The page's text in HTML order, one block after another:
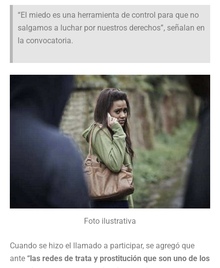
“El miedo es una herramienta de control para que no
salgamos a luchar por nuestros derechos”, señalan en
la convocatoria.
Foto ilustrativa
Cuando se hizo el llamado a participar, se agregó que
ante “las redes de trata y prostitución que son uno de los